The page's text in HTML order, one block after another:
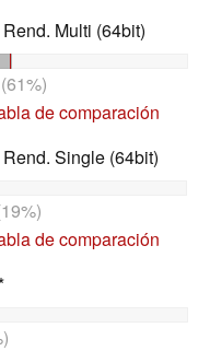
Multi (64bit)
de comparación
Single (64bit)
de comparación